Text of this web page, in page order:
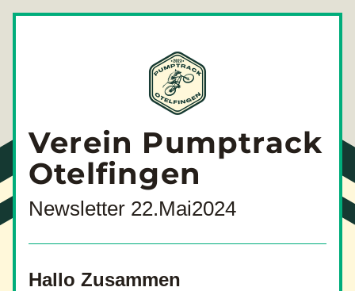
Verein Pumptrack
Otelfingen
Newsletter 22.Mai2024
Hallo Zusammen